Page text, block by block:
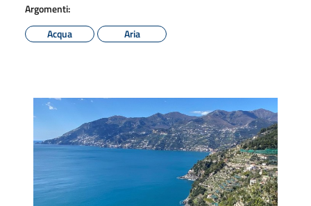
Argomenti:
Acqua
Aria